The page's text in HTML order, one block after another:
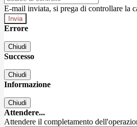
E-mail inviata, si prega di controllare la
Errore
Chiudi
Successo
Chiudi
Informazione
Chiudi
Attendere...
Attendere il completamento